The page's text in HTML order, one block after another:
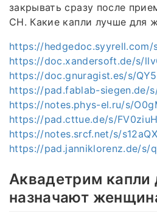
закрывать сразу после
СН. Какие капли лучше для
https://hedgedoc.syyrell.com/
https://doc.xandersoft.de/s/
https://doc.gnuragist.es/s/
https://pad.fablab-siegen.de/
https://notes.phys-el.ru/s/
https://pad.cttue.de/s/
https://notes.srcf.net/s/
https://pad.janniklorenz.de/s/
Аквадетрим капли
назначают